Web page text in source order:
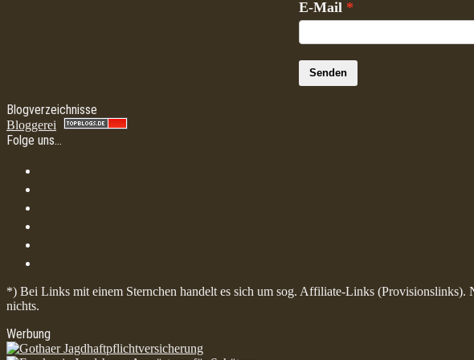
E-Mail
Senden
Blogverzeichnisse
Bloggerei
Folge uns…
*) Bei Links mit einem Sternchen handelt es sich um sog. Affiliate-Links
nichts.
Werbung